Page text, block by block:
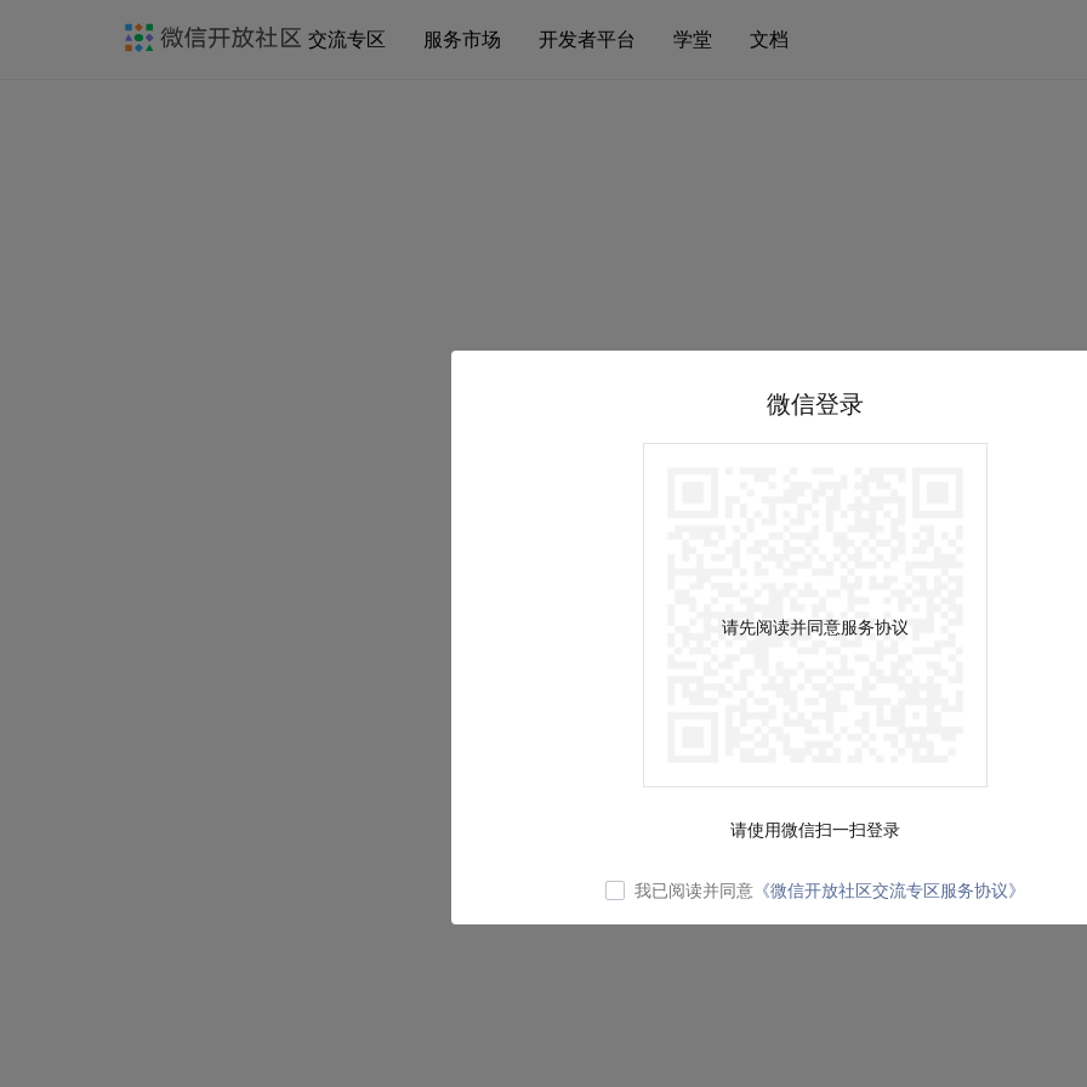
交流专区 服务市场 开发者平台 学堂 文档
微信登录
请先阅读并同意服务协议
请使用微信扫一扫登录
我已阅读并同意 《微信开放社区交流专区服务协议》